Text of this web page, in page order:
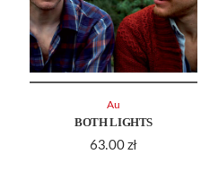
BOTH LIGHTS
63.00 zł
Au